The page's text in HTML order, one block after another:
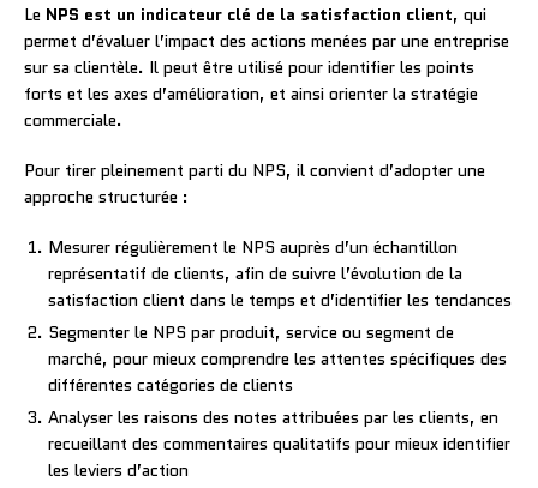
Le NPS est un indicateur clé de la satisfaction client, qui
permet d’évaluer l’impact des actions menées par une entreprise
sur sa clientèle. Il peut être utilisé pour identifier les points
forts et les axes d’amélioration, et ainsi orienter la stratégie
commerciale.
Pour tirer pleinement parti du NPS, il convient d’adopter une
approche structurée :
Mesurer régulièrement le NPS auprès d’un échantillon
représentatif de clients, afin de suivre l’évolution de la
satisfaction client dans le temps et d’identifier les tendances
Segmenter le NPS par produit, service ou segment de
marché, pour mieux comprendre les attentes spécifiques des
différentes catégories de clients
Analyser les raisons des notes attribuées par les clients, en
recueillant des commentaires qualitatifs pour mieux identifier
les leviers d’action